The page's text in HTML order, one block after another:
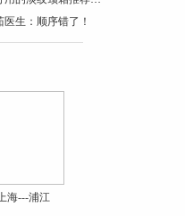
生：顺序错了！
海---浦江